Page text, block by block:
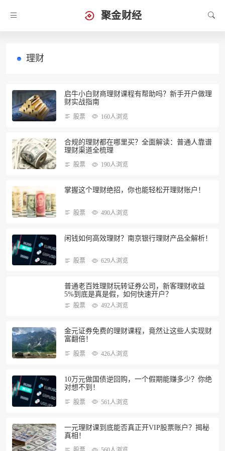
聚金财经
理财
启牛小白财商理财课程有帮助吗？新手开户做理
财实战指南
股票 160人浏览
合规的理财都在哪里买？全面解读：普通人靠谱
理财渠道全梳理
股票 190人浏览
掌握这个理财绝招，你也能轻松开理财账户！
股票 490人浏览
闲钱如何高效理财？南京银行理财产品全解析！
股票 629人浏览
普通老百姓理财玩转证券公司，新客理财收益
5%到底是真是假，如何快速开户？
股票 492人浏览
金元证券免费的理财课程，竟然让这些人实现财
富翻倍！
股票 426人浏览
10万元做国债逆回购，一个假期能赚多少？你绝
对想不到！
股票 561人浏览
一元理财课到底能否真正开VIP股票账户？揭秘
真相！